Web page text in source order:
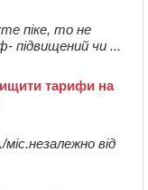
піке, то не
підвищений чи ...
тарифи на
від